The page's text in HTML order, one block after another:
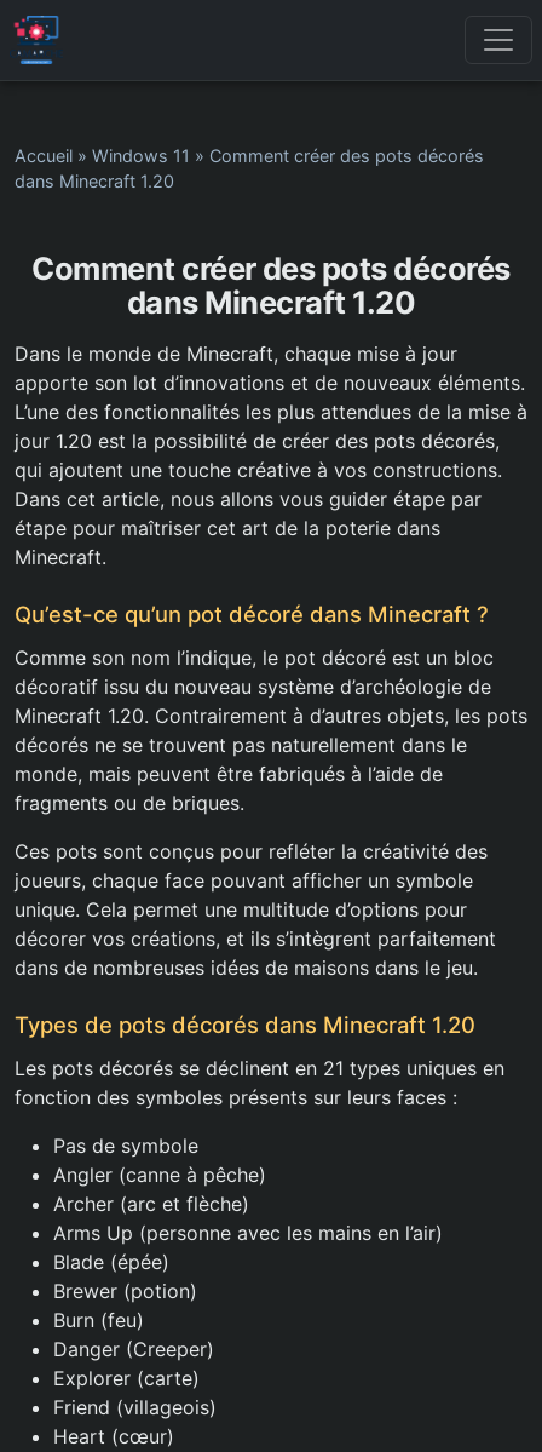
Accueil » Windows 11 » Comment créer des pots décorés
dans Minecraft 1.20
Comment créer des pots décorés
dans Minecraft 1.20
Dans le monde de Minecraft, chaque mise à jour
apporte son lot d’innovations et de nouveaux éléments.
L’une des fonctionnalités les plus attendues de la mise à
jour 1.20 est la possibilité de créer des pots décorés,
qui ajoutent une touche créative à vos constructions.
Dans cet article, nous allons vous guider étape par
étape pour maîtriser cet art de la poterie dans
Minecraft.
Qu’est-ce qu’un pot décoré dans Minecraft ?
Comme son nom l’indique, le pot décoré est un bloc
décoratif issu du nouveau système d’archéologie de
Minecraft 1.20. Contrairement à d’autres objets, les pots
décorés ne se trouvent pas naturellement dans le
monde, mais peuvent être fabriqués à l’aide de
fragments ou de briques.
Ces pots sont conçus pour refléter la créativité des
joueurs, chaque face pouvant afficher un symbole
unique. Cela permet une multitude d’options pour
décorer vos créations, et ils s’intègrent parfaitement
dans de nombreuses idées de maisons dans le jeu.
Types de pots décorés dans Minecraft 1.20
Les pots décorés se déclinent en 21 types uniques en
fonction des symboles présents sur leurs faces :
Pas de symbole
Angler (canne à pêche)
Archer (arc et flèche)
Arms Up (personne avec les mains en l’air)
Blade (épée)
Brewer (potion)
Burn (feu)
Danger (Creeper)
Explorer (carte)
Friend (villageois)
Heart (cœur)